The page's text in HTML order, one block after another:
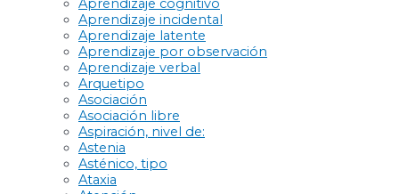
Aprendizaje cognitivo
Aprendizaje incidental
Aprendizaje latente
Aprendizaje por observación
Aprendizaje verbal
Arquetipo
Asociación
Asociación libre
Aspiración, nivel de:
Astenia
Asténico, tipo
Ataxia